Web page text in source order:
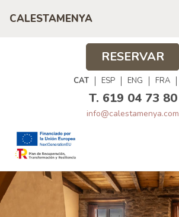
RESERVAR
CAT ESP ENG FRA
T. 619 04 73 80
info@calestamenya.com
CALESTAMENYA